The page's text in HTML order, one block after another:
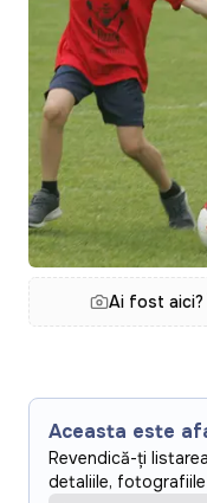
Ai fost
Aceasta este
Revendică-ți
detaliile, fotografiile